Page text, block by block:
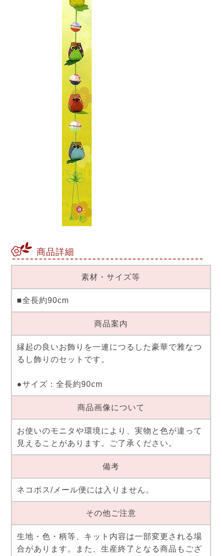
商品詳細
素材・サイズ等
■全長約90cm
商品案内
縁起の良いお飾りを一連につるした豪華で雅なつ
るし飾りのセットです。
●サイズ：全長約90cm
商品画像について
お使いのモニタや環境により、実物と色が違って
見えることがあります。ご了承ください。
備考
ネコポス/メール便には入りません。
その他ご注意
生地・色・柄等、キット内容は一部変更される場
合があります。また、生産終了となる商品もござ